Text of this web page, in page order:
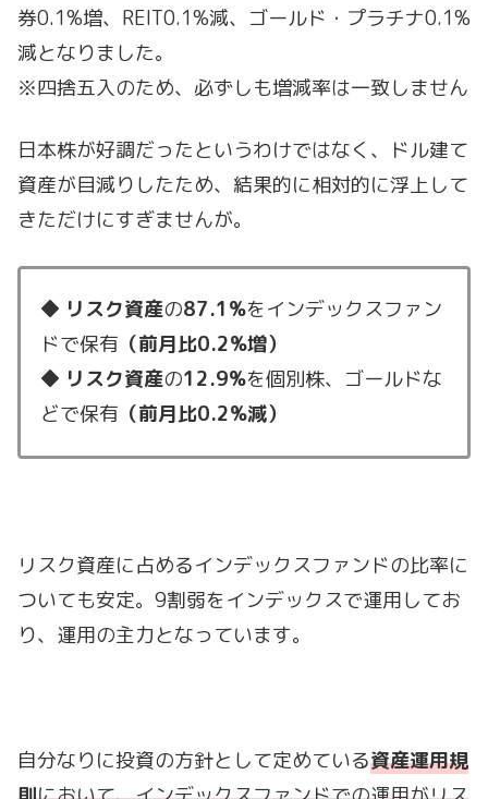
券0.1%増、REIT0.1%減、ゴールド・プラチナ0.1%
減となりました。
※四捨五入のため、必ずしも増減率は一致しません
日本株が好調だったというわけではなく、ドル建て
資産が目減りしたため、結果的に相対的に浮上して
きただけにすぎませんが。
◆ リスク資産の87.1%をインデックスファン
ドで保有 （前月比0.2%増）
◆ リスク資産の12.9%を個別株、ゴールドな
どで保有 （前月比0.2%減）
リスク資産に占めるインデックスファンドの比率に
ついても安定。9割弱をインデックスで運用してお
り、運用の主力となっています。
自分なりに投資の方針として定めている資産運用規